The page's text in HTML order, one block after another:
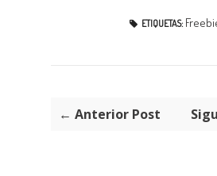
ETIQUETAS:
← Anterior Post